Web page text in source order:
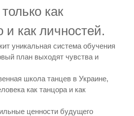
как
и как личностей.
уникальная система обучения
план выходят чувства и
школа танцев в Украине,
как танцора и как
ценности будущего